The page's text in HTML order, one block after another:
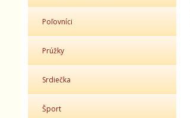
Poľovníci
Prúžky
Srdiečka
Šport